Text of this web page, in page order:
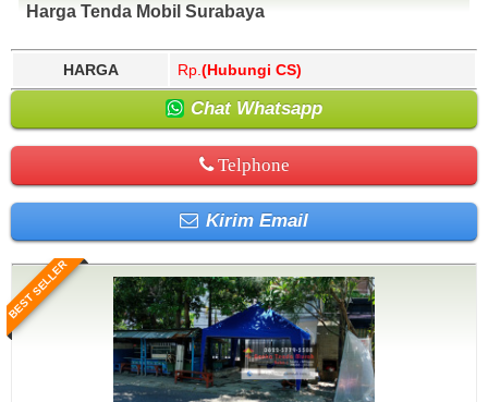
Harga Tenda Mobil Surabaya
HARGA Rp. (Hubungi CS)
Chat Whatsapp
Telphone
Kirim Email
BEST SELLER